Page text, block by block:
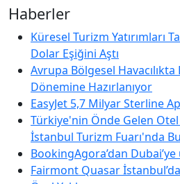
Haberler
Küresel Turizm Yatırımları
Dolar Eşiğini Aştı
Avrupa Bölgesel
Dönemine Hazırlanıyor
EasyJet 5,7 Milyar Sterline
Türkiye'nin Önde Gelen
İstanbul Turizm Fuarı'nda
BookingAgora’dan
Fairmont Quasar